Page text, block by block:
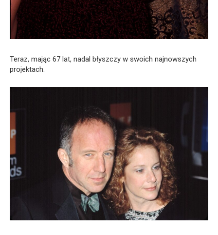
Teraz, mając 67 lat, nadal błyszczy w swoich najnowszych
projektach.